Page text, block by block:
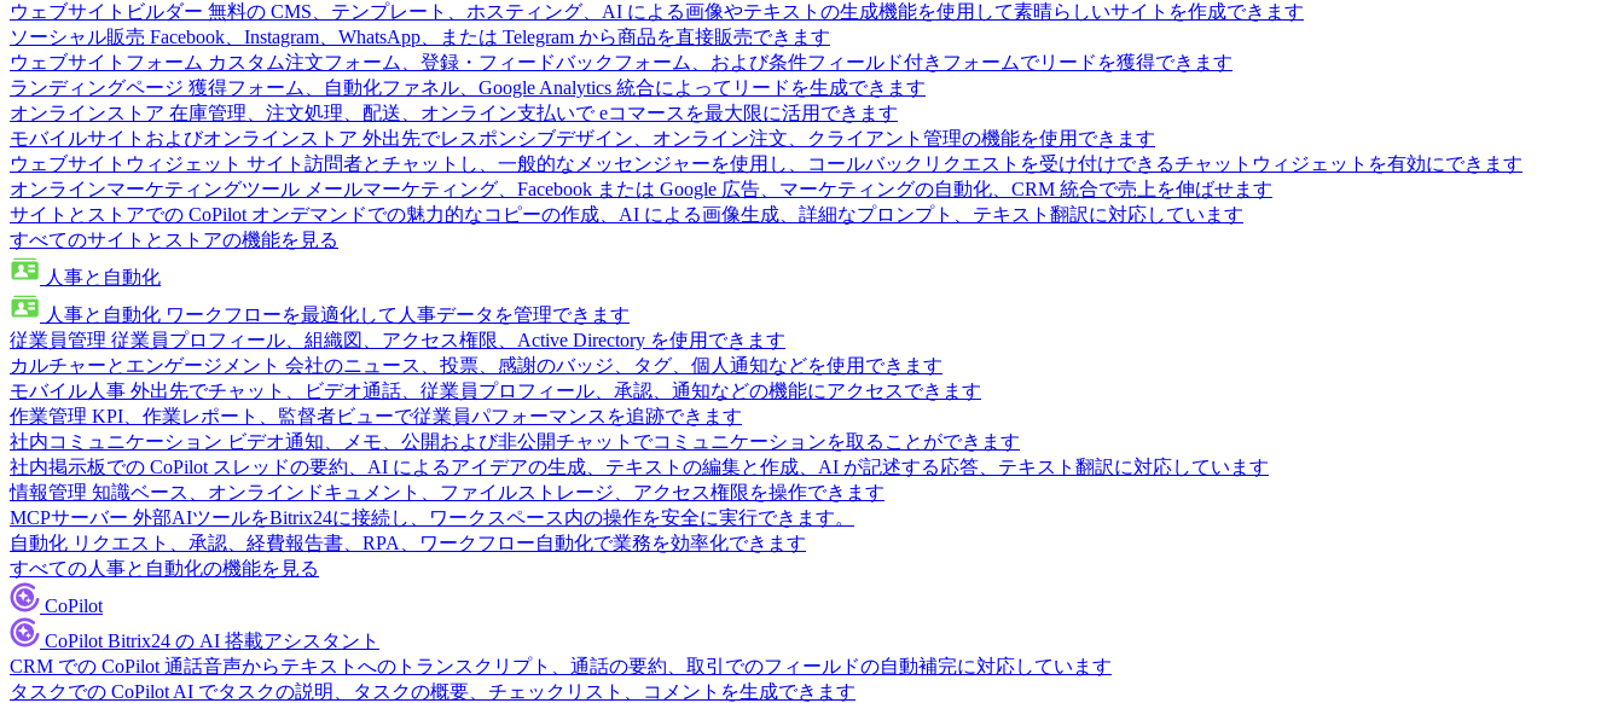
ウェブサイトビルダー 無料の CMS、テンプレート、ホスティング、AI による画像やテキストの生成機能を使用して素晴らしいサイトを作成できます
ソーシャル販売 Facebook、Instagram、WhatsApp、または Telegram から商品を直接販売できます
ウェブサイトフォーム カスタム注文フォーム、登録・フィードバックフォーム、および条件フィールド付きフォームでリードを獲得できます
ランディングページ 獲得フォーム、自動化ファネル、Google Analytics 統合によってリードを生成できます
オンラインストア 在庫管理、注文処理、配送、オンライン支払いで eコマースを最大限に活用できます
モバイルサイトおよびオンラインストア 外出先でレスポンシブデザイン、オンライン注文、クライアント管理の機能を使用できます
ウェブサイトウィジェット サイト訪問者とチャットし、一般的なメッセンジャーを使用し、コールバックリクエストを受け付けできるチャットウィジェットを有効にできます
オンラインマーケティングツール メールマーケティング、Facebook または Google 広告、マーケティングの自動化、CRM 統合で売上を伸ばせます
サイトとストアでの CoPilot オンデマンドでの魅力的なコピーの作成、AI による画像生成、詳細なプロンプト、テキスト翻訳に対応しています
すべてのサイトとストアの機能を見る
人事と自動化
人事と自動化 ワークフローを最適化して人事データを管理できます
従業員管理 従業員プロフィール、組織図、アクセス権限、Active Directory を使用できます
カルチャーとエンゲージメント 会社のニュース、投票、感謝のバッジ、タグ、個人通知などを使用できます
モバイル人事 外出先でチャット、ビデオ通話、従業員プロフィール、承認、通知などの機能にアクセスできます
作業管理 KPI、作業レポート、監督者ビューで従業員パフォーマンスを追跡できます
社内コミュニケーション ビデオ通知、メモ、公開および非公開チャットでコミュニケーションを取ることができます
社内掲示板での CoPilot スレッドの要約、AI によるアイデアの生成、テキストの編集と作成、AI が記述する応答、テキスト翻訳に対応しています
情報管理 知識ベース、オンラインドキュメント、ファイルストレージ、アクセス権限を操作できます
MCPサーバー 外部AIツールをBitrix24に接続し、ワークスペース内の操作を安全に実行できます。
自動化 リクエスト、承認、経費報告書、RPA、ワークフロー自動化で業務を効率化できます
すべての人事と自動化の機能を見る
CoPilot
CoPilot Bitrix24 の AI 搭載アシスタント
CRM での CoPilot 通話音声からテキストへのトランスクリプト、通話の要約、取引でのフィールドの自動補完に対応しています
タスクでの CoPilot AI でタスクの説明、タスクの概要、チェックリスト、コメントを生成できます